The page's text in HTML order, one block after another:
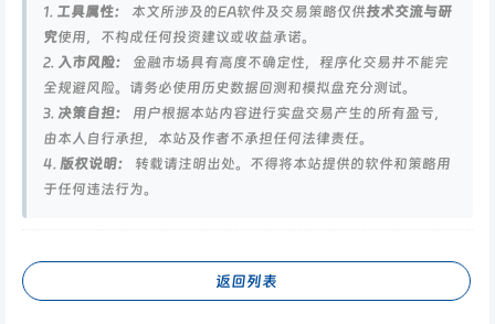
1. 工具属性： 本文所涉及的EA软件及交易策略仅供技术交流与研
究使用，不构成任何投资建议或收益承诺。
2. 入市风险：
金融市场具有高度不确定性，程序化交易并不能完
全规避风险。请务必使用历史数据回测和模拟盘充分测试。
3. 决策自担：
用户根据本站内容进行实盘交易产生的所有盈亏，
由本人自行承担，本站及作者不承担任何法律责任。
4. 版权说明：
转载请注明出处。不得将本站提供的软件和策略用
于任何违法行为。
返回列表